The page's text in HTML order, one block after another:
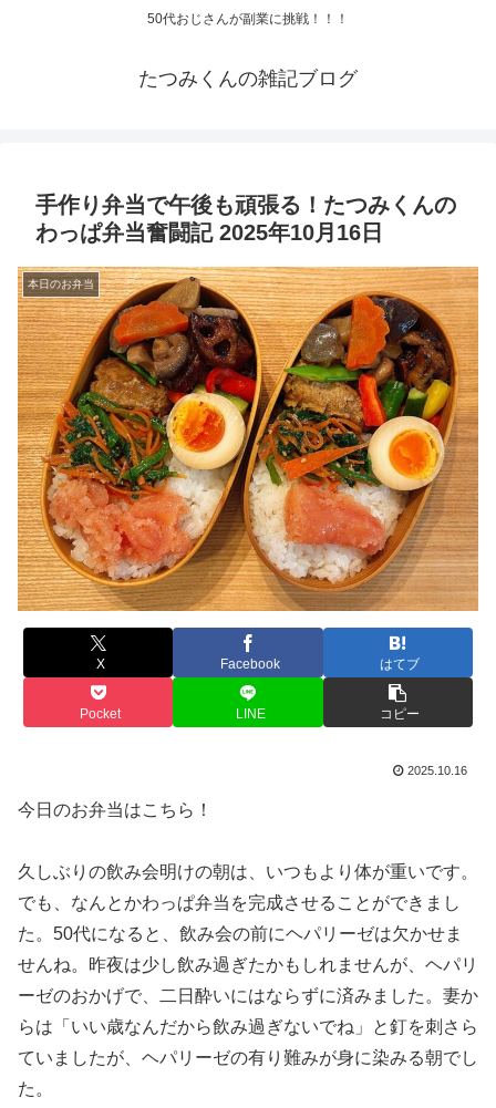
50代おじさんが副業に挑戦！！！
たつみくんの雑記ブログ
手作り弁当で午後も頑張る！たつみくんの
わっぱ弁当奮闘記 2025年10月16日
本日のお弁当
X Facebook はてブ
Pocket LINE コピー
2025.10.16
今日のお弁当はこちら！
久しぶりの飲み会明けの朝は、いつもより体が重いです。
でも、なんとかわっぱ弁当を完成させることができまし
た。50代になると、飲み会の前にヘパリーゼは欠かせま
せんね。昨夜は少し飲み過ぎたかもしれませんが、ヘパリ
ーゼのおかげで、二日酔いにはならずに済みました。妻か
らは「いい歳なんだから飲み過ぎないでね」と釘を刺さら
ていましたが、ヘパリーゼの有り難みが身に染みる朝でし
た。